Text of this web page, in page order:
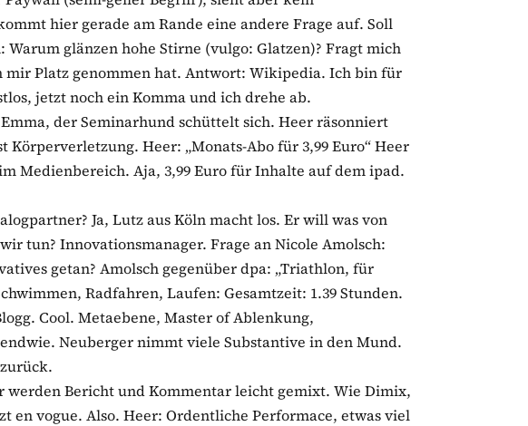
hier gerade am Rande eine andere Frage auf. Soll
glänzen hohe Stirne (vulgo: Glatzen)? Fragt mich
mir Platz genommen hat. Antwort: Wikipedia. Ich bin für
jetzt noch ein Komma und ich drehe ab.
der Seminarhund schüttelt sich. Heer räsonniert
Körperverletzung. Heer: „Monats-Abo für 3,99 Euro“ Heer
Medienbereich. Aja, 3,99 Euro für Inhalte auf dem ipad.
Ja, Lutz aus Köln macht los. Er will was von
tun? Innovationsmanager. Frage an Nicole Amolsch:
getan? Amolsch gegenüber dpa: „Triathlon, für
Radfahren, Laufen: Gesamtzeit: 1.39 Stunden.
Cool. Metaebene, Master of Ablenkung,
Neuberger nimmt viele Substantive in den Mund.
werden Bericht und Kommentar leicht gemixt. Wie Dimix,
en vogue. Also. Heer: Ordentliche Performace, etwas viel